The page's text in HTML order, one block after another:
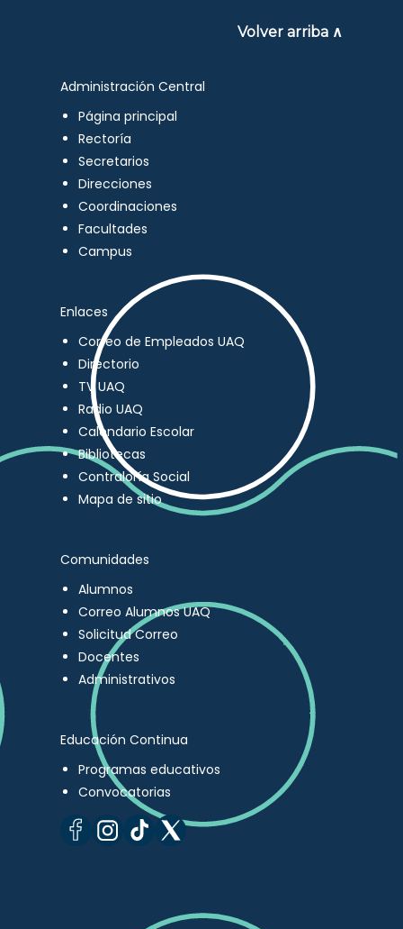
Volver arriba ∧
Administración Central
Página principal
Rectoría
Secretarios
Direcciones
Coordinaciones
Facultades
Campus
Enlaces
Correo de Empleados UAQ
Directorio
TV UAQ
Radio UAQ
Calendario Escolar
Bibliotecas
Contraloría Social
Mapa de sitio
Comunidades
Alumnos
Correo Alumnos UAQ
Solicitud Correo
Docentes
Administrativos
Educación Continua
Programas educativos
Convocatorias